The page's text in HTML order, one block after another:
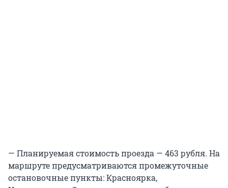
— Планируемая стоимость проезда — 463 рубля. На
маршруте предусматриваются промежуточные
остановочные пункты: Красноярка,